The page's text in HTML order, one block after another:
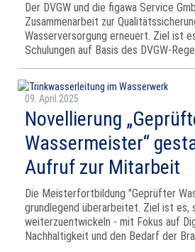
Der DVGW und die figawa Service
Zusammenarbeit zur
Wasserversorgung erneuert. Ziel ist
Schulungen auf Basis des DVGW-
09. April 2025
Novellierung
Wassermeister“
Aufruf zur Mitarbeit
Die Meisterfortbildung "Geprüfter
grundlegend überarbeitet. Ziel ist
weiterzuentwickeln - mit Fokus auf
Nachhaltigkeit und den Bedarf der